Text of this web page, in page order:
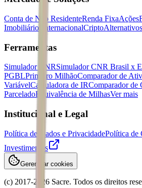
Conta de Não ResidenteRenda FixaAções
Imobiliários
InternacionalCriptoAlternativos
Ferramentas
Simulador CNRSimulador CNR Brasil x
PGBLPrimeiro MilhãoComparador de
VariávelCalculadora de IRComparador de
ParceladoEquivalência de MilhasVer mais
Institucional e Legal
Política de Dados e PrivacidadePolítica de
Investimentos
Gerenciar cookies
(c) 2017-2026 Sacre. Todos os direitos